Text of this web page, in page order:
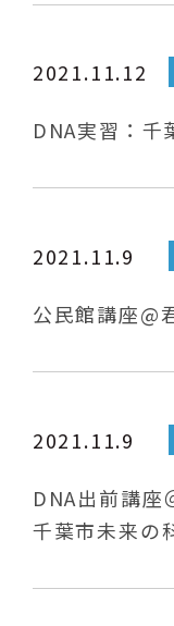
2021.11.12
DNA実習：千
2021.11.9
公民館講座@
2021.11.9
DNA出前講座
千葉市未来の